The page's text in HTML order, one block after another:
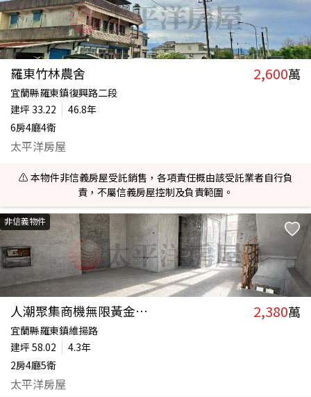
羅東竹林農舍 2,600萬
宜蘭縣羅東鎮復興路二段
建坪 33.22
46.8年
6房4廳4衛
太平洋房屋
⚠️ 本物件非信義房屋受託銷售，各項責任概由該受託業者自行負
責，不屬信義房屋控制及負責範圍。
非信義物件
人潮聚集商機無限黃金店面 2,380萬
宜蘭縣羅東鎮維揚路
建坪 58.02
4.3年
2房4廳5衛
太平洋房屋